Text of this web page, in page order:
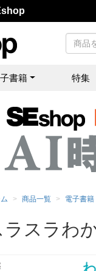
書籍 特集
商品一覧 電子書籍
ラスラわ